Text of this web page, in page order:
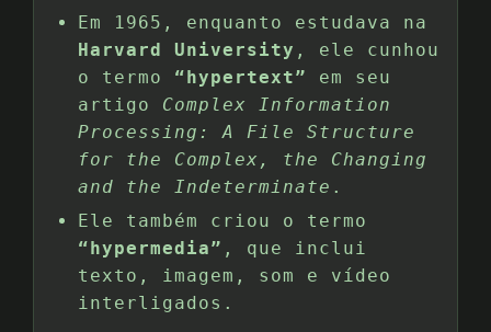
Em 1965, enquanto estudava na
Harvard University , ele cunhou
o termo “hypertext”
em seu
artigo Complex Information
Processing: A File Structure
for the Complex, the Changing
and the Indeterminate .
Ele também criou o termo
“hypermedia” , que inclui
texto, imagem, som e vídeo
interligados.